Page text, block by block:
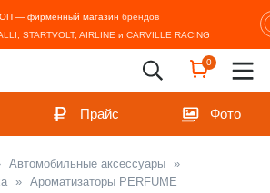
— фирменный магазин брендов
STARTVOLT, AIRLINE и CARVILLE RACING
0
Прайс Фото
Автомобильные аксессуары »
» Ароматизаторы PERFUME